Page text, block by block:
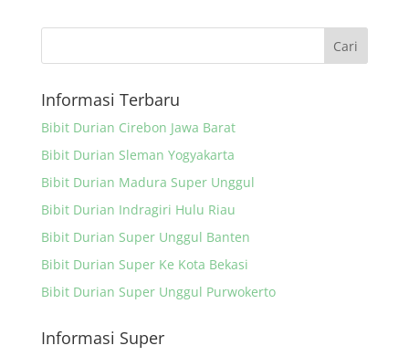
Informasi Terbaru
Bibit Durian Cirebon Jawa Barat
Bibit Durian Sleman Yogyakarta
Bibit Durian Madura Super Unggul
Bibit Durian Indragiri Hulu Riau
Bibit Durian Super Unggul Banten
Bibit Durian Super Ke Kota Bekasi
Bibit Durian Super Unggul Purwokerto
Informasi Super